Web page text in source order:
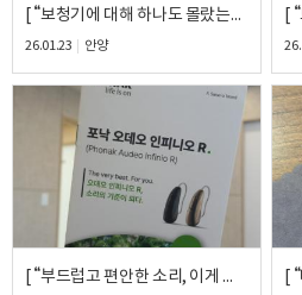
[ “보청기에 대해 하나도 몰랐는데, 제 귀에 맞는 걸 딱 추천해주시더라고요”] – 와이덱스 얼루어 440 착용 후기
26.01.23 안양
[ “부드럽고 편안한 소리, 이게 바로 신제품 차이네요” ] – 포낙 울트라70 착용 후기